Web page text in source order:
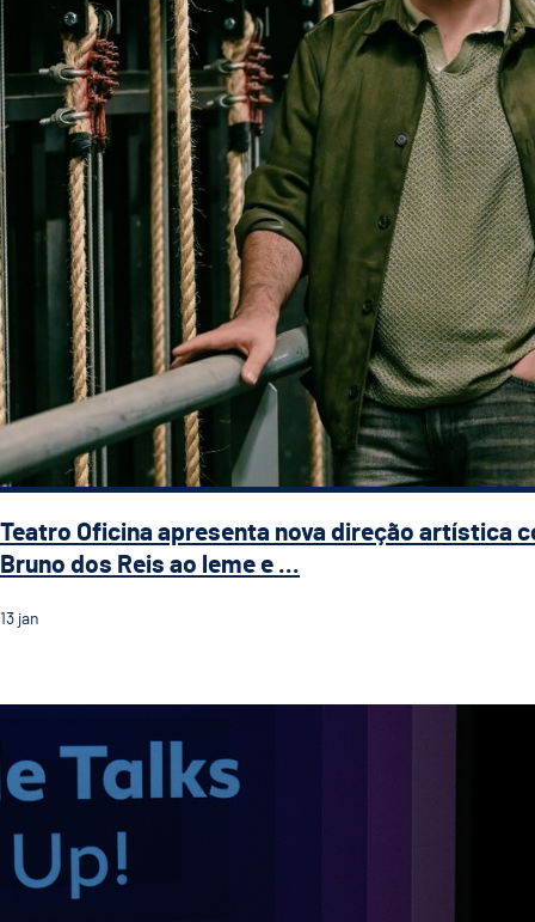
Teatro Oficina apresenta nova direção artística
Bruno dos Reis ao leme e ...
13 jan